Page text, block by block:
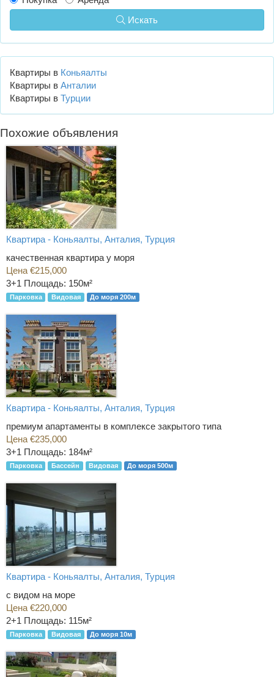
Искать
Квартиры в Коньяалты
Квартиры в Анталии
Квартиры в Турции
Похожие объявления
Квартира - Коньяалты, Анталия, Турция
качественная квартира у моря
Цена €215,000
3+1 Площадь: 150м²
Парковка Видовая До моря 200м
Квартира - Коньяалты, Анталия, Турция
премиум апартаменты в комплексе закрытого типа
Цена €235,000
3+1 Площадь: 184м²
Парковка Бассейн Видовая До моря 500м
Квартира - Коньяалты, Анталия, Турция
с видом на море
Цена €220,000
2+1 Площадь: 115м²
Парковка Видовая До моря 10м